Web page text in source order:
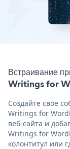
Встраивание
Writings for
Создайте свое
Writings for
веб-сайта и
Writings for
колонтитул или